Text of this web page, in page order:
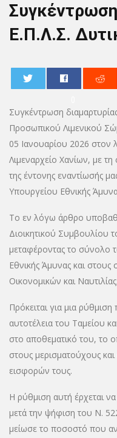
E.Π.Λ.Σ.
Συγκέντρωση
Προσωπικού Λιμενικού
05 Ιανουαρίου 2026 στον
Λιμεναρχείο Χανίων, με
της έντονης εναντίωσής
Υπουργείου Εθνικής
Το εν λόγω άρθρο
Διοικητικού Συμβουλίου
μεταφέροντας το σύνολο
Εθνικής Άμυνας και
Οικονομικών και Ναυτιλίας.
Πρόκειται για μια
αυτοτέλεια του Ταμείου
στο αποθεματικό του, το
στους μερισματούχους
εισφορών τους.
Η ρύθμιση αυτή έρχεται
μετά την ψήφιση του Ν.
μείωσε το ποσοστό που